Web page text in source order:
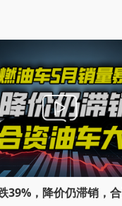
39%，降价仍滞销，